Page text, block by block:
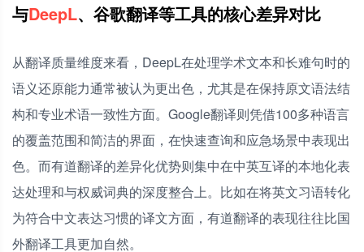
与DeepL、谷歌翻译等工具的核心差异对比
从翻译质量维度来看，DeepL在处理学术文本和长难句时的
语义还原能力通常被认为更出色，尤其是在保持原文语法结
构和专业术语一致性方面。Google翻译则凭借100多种语言
的覆盖范围和简洁的界面，在快速查询和应急场景中表现出
色。而有道翻译的差异化优势则集中在中英互译的本地化表
达处理和与权威词典的深度整合上。比如在将英文习语转化
为符合中文表达习惯的译文方面，有道翻译的表现往往比国
外翻译工具更加自然。